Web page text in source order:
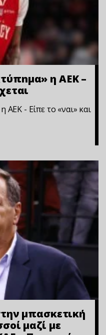
η ΑΕΚ –
ΑΕΚ - Είπε το «ναι» και
μπασκετική
μαζί με